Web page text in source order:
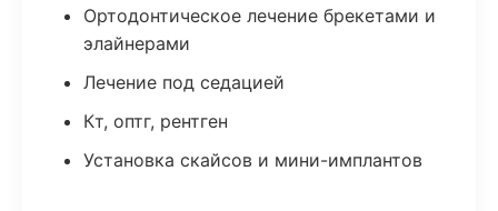
Ортодонтическое лечение брекетами и
элайнерами
Лечение под седацией
Кт, оптг, рентген
Установка скайсов и мини-имплантов